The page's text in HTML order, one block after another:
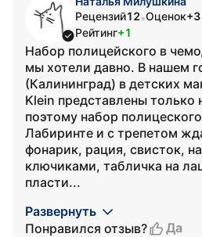
Рецензий12•Оценок+3
Рейтинг+1
Набор полицейского в
мы хотели давно. В нашем
(Калининград) в детских
Klein представлены только
поэтому набор
Лабиринте и с трепетом
фонарик, рация, свисток,
ключиками, табличка на
пласти...
Развернуть
Понравился отзыв?
Да